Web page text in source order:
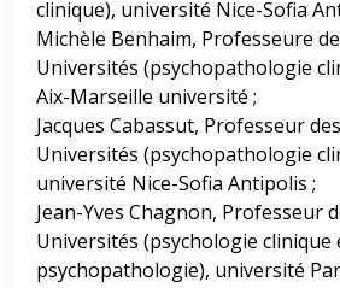
clinique), université Nice-Sofia
Michèle Benhaim, Professeure
Universités (psychopathologie
Aix-Marseille université ;
Jacques Cabassut, Professeur des
Universités (psychopathologie
université Nice-Sofia Antipolis ;
Jean-Yves Chagnon, Professeur
Universités (psychologie clinique
psychopathologie), université